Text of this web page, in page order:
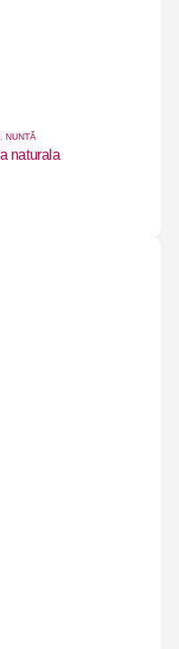
, NUNTĂ
naturala